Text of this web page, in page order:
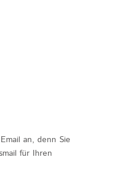
an, denn Sie
für Ihren